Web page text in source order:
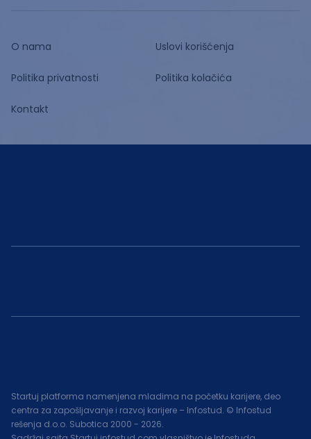
O nama Uslovi korišćenja
Politika privatnosti Politika kolačića
Kontakt
Startuj platforma namenjena mladima na početku karijere, deo
centra za zapošljavanje i razvoj karijere – Infostud. © Infostud
rešenja d.o.o. Subotica 2000 - 2026.